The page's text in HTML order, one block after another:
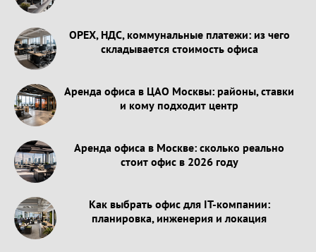
OPEX, НДС, коммунальные платежи: из чего
складывается стоимость офиса
Аренда офиса в ЦАО Москвы: районы, ставки
и кому подходит центр
Аренда офиса в Москве: сколько реально
стоит офис в 2026 году
Как выбрать офис для IT-компании:
планировка, инженерия и локация